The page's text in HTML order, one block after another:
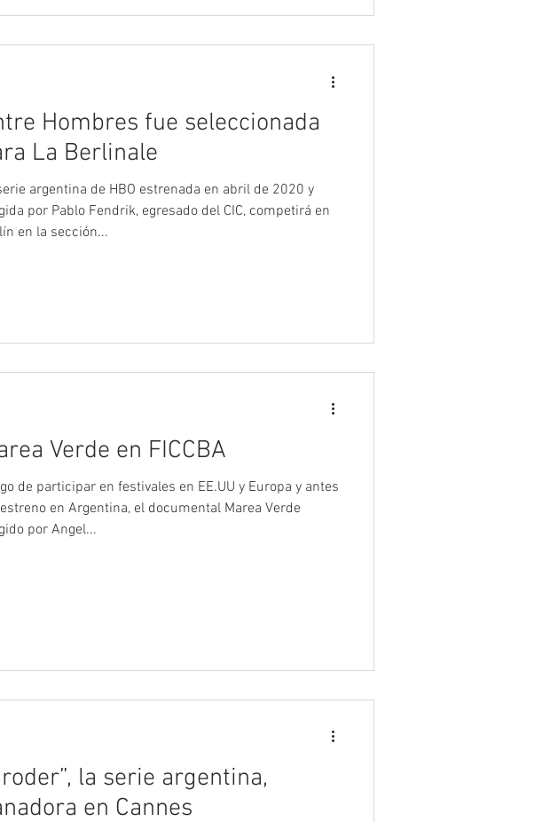
Hombres fue seleccionada
La Berlinale
argentina de HBO estrenada en abril de 2020 y
por Pablo Fendrik, egresado del CIC, competirá en
en la sección...
Verde en FICCBA
de participar en festivales en EE.UU y Europa y antes
en Argentina, el documental Marea Verde
por Angel...
la serie argentina,
en Cannes